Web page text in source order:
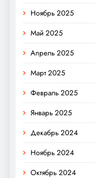
Ноябрь 2025
Май 2025
Апрель 2025
Март 2025
Февраль 2025
Январь 2025
Декабрь 2024
Ноябрь 2024
Октябрь 2024